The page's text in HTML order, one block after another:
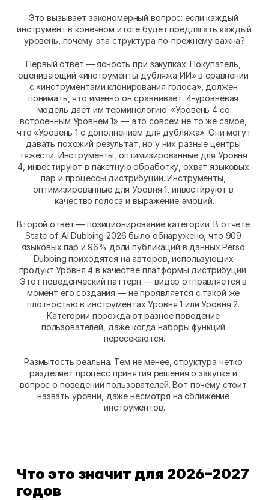
Это вызывает закономерный вопрос: если каждый
инструмент в конечном итоге будет предлагать каждый
уровень, почему эта структура по-прежнему важна?
Первый ответ — ясность при закупках. Покупатель,
оценивающий «инструменты дубляжа ИИ» в сравнении
с «инструментами клонирования голоса», должен
понимать, что именно он сравнивает. 4-уровневая
модель дает им терминологию. «Уровень 4 со
встроенным Уровнем 1» — это совсем не то же самое,
что «Уровень 1 с дополнением для дубляжа». Они могут
давать похожий результат, но у них разные центры
тяжести. Инструменты, оптимизированные для Уровня
4, инвестируют в пакетную обработку, охват языковых
пар и процессы дистрибуции. Инструменты,
оптимизированные для Уровня 1, инвестируют в
качество голоса и выражение эмоций.
Второй ответ — позиционирование категории. В отчете
State of AI Dubbing 2026 было обнаружено, что 909
языковых пар и 96% доли публикаций в данных Perso
Dubbing приходятся на авторов, использующих
продукт Уровня 4 в качестве платформы дистрибуции.
Этот поведенческий паттерн — видео отправляется в
момент его создания — не проявляется с такой же
плотностью в инструментах Уровня 1 или Уровня 2.
Категории порождают разное поведение
пользователей, даже когда наборы функций
пересекаются.
Размытость реальна. Тем не менее, структура четко
разделяет процесс принятия решения о закупке и
вопрос о поведении пользователей. Вот почему стоит
назвать уровни, даже несмотря на сближение
инструментов.
Что это значит для 2026–2027
годов